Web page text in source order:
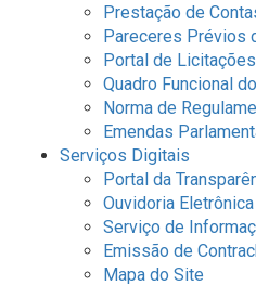
Prestação de
Pareceres Prévios
Portal de
Quadro Funcional
Norma de
Emendas
Serviços Digitais
Portal da
Ouvidoria Eletrônica
Serviço de
Emissão de
Mapa do Site